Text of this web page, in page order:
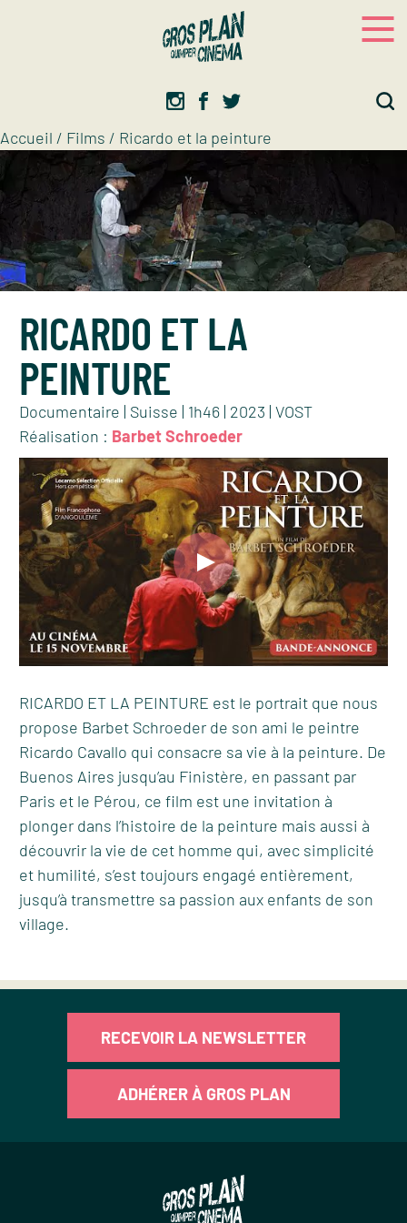
Accueil / Films / Ricardo et la peinture
RICARDO ET LA
PEINTURE
Documentaire | Suisse | 1h46 | 2023 | VOST
Réalisation : Barbet Schroeder
RICARDO ET LA PEINTURE est le portrait que nous
propose Barbet Schroeder de son ami le peintre
Ricardo Cavallo qui consacre sa vie à la peinture. De
Buenos Aires jusqu’au Finistère, en passant par
Paris et le Pérou, ce film est une invitation à
plonger dans l’histoire de la peinture mais aussi à
découvrir la vie de cet homme qui, avec simplicité
et humilité, s’est toujours engagé entièrement,
jusqu’à transmettre sa passion aux enfants de son
village.
RECEVOIR LA NEWSLETTER
ADHÉRER À GROS PLAN